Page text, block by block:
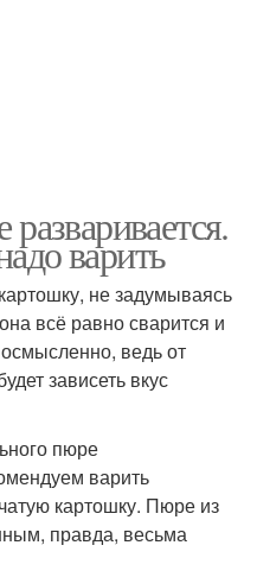
варить
не задумываясь
всё равно сварится и
ведь от
зависеть вкус
пюре
варить
картошку. Пюре из
правда, весьма